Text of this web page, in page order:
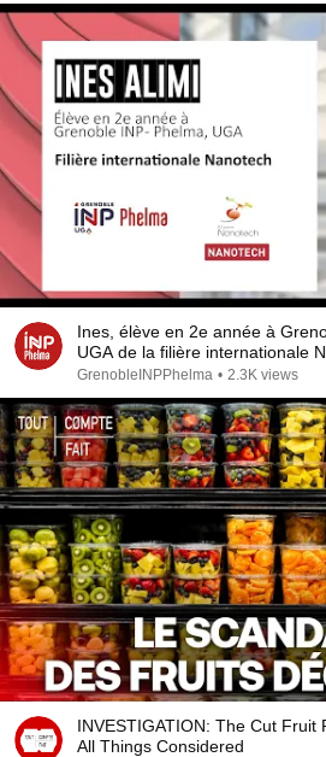
Ines, élève en 2e année à
UGA de la filière internationale
GrenobleINPPhelma • 2.3K views
INVESTIGATION: The Cut Fruit
All Things Considered